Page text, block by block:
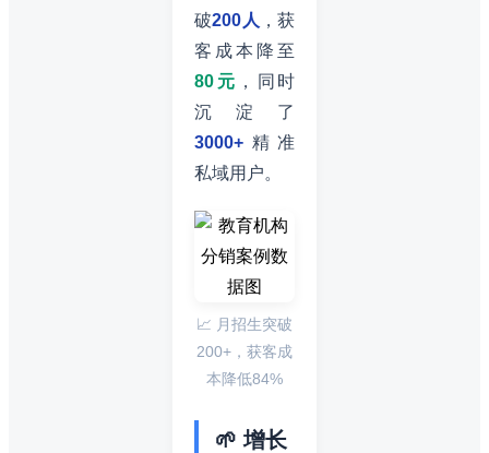
破200人 ，获
客成本降至
80元 ，同时
沉淀了
3000+ 精准
私域用户。
📈 月招生突破
200+，获客成
本降低84%
🌱 增长